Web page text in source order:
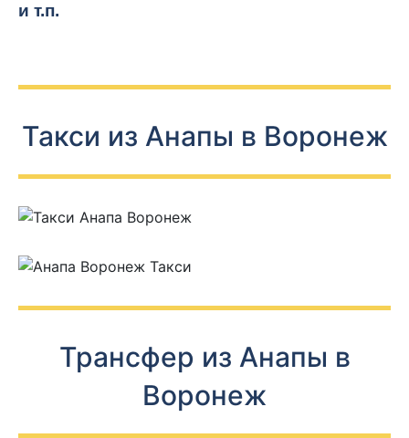
и т.п.
Такси из Анапы в Воронеж
Трансфер из Анапы в
Воронеж